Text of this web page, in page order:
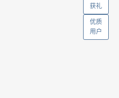
获礼
优质
用户